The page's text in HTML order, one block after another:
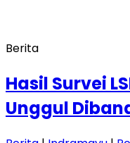
Berita
Hasil Survei
Unggul